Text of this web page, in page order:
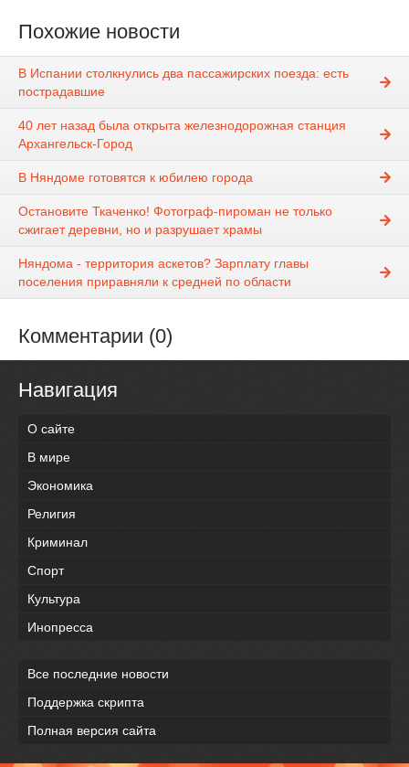
Похожие новости
В Испании столкнулись два пассажирских поезда: есть
пострадавшие
40 лет назад была открыта железнодорожная станция
Архангельск-Город
В Няндоме готовятся к юбилею города
Остановите Ткаченко! Фотограф-пироман не только
сжигает деревни, но и разрушает храмы
Няндома - территория аскетов? Зарплату главы
поселения приравняли к средней по области
Комментарии (0)
Навигация
О сайте
В мире
Экономика
Религия
Криминал
Спорт
Культура
Инопресса
Все последние новости
Поддержка скрипта
Полная версия сайта